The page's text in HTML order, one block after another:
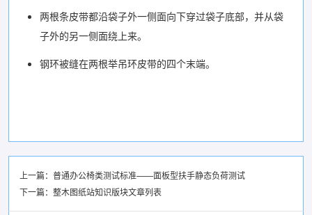
两根条皮带都沿袋子外一侧面向下穿过袋子底部，并从袋
子外的另一侧面绕上来。
钢环被缝在两根举吊环皮带的四个末端。
上一篇： 普通办公椅类测试标准——面板型扶手静态负荷测试
下一篇： 整木图纸站知识版块文章列表